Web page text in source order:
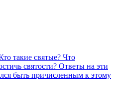
такие святые? Что
святости? Ответы на эти
быть причисленным к этому